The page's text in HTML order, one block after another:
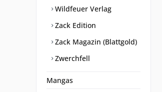
Wildfeuer Verlag
Zack Edition
Zack Magazin (Blattgold)
Zwerchfell
Mangas